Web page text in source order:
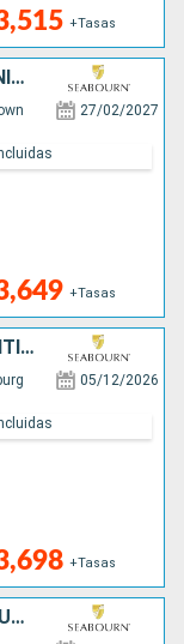
+Tasas
BARBADOS, SANTA LUCIA, REINO UNIDO, ANTIGUA Y BARBUDA, ESTADOS UNIDOS, SAN MARTÍN
27/02/2027
+Tasas
SAN MARTÍN, ESTADOS UNIDOS, ANTIGUA Y BARBUDA, SAN VINCENT Y LAS GRANADINAS, GRENADA, BARBADOS
05/12/2026
+Tasas
CANADÁ, ESTADOS UNIDOS, REINO UNIDO, SANTA LUCIA, BARBADOS